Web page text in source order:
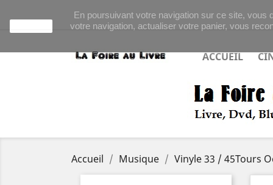
En poursuivant votre navigation sur ce site, vous
votre navigation, actualiser votre panier, vous
ACCUEIL
Accueil Musique Vinyle 33 / 45Tours